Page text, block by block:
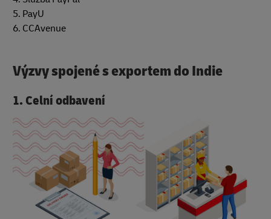
5. PayU
6. CCAvenue
Výzvy spojené s exportem do Indie
1. Celní odbavení